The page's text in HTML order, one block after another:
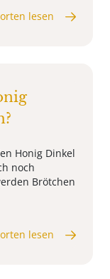
lesen
Honig Dinkel
noch
Brötchen
lesen